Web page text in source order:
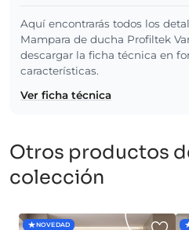
Aquí encontrarás todos los
Mampara de ducha Profiltek
descargar la ficha técnica en
características.
Ver ficha técnica
Otros productos
colección
NOVEDAD